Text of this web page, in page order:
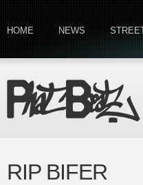
HOME NEWS
RIP BIFER